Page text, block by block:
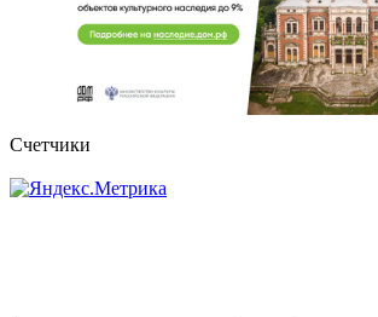
Счетчики